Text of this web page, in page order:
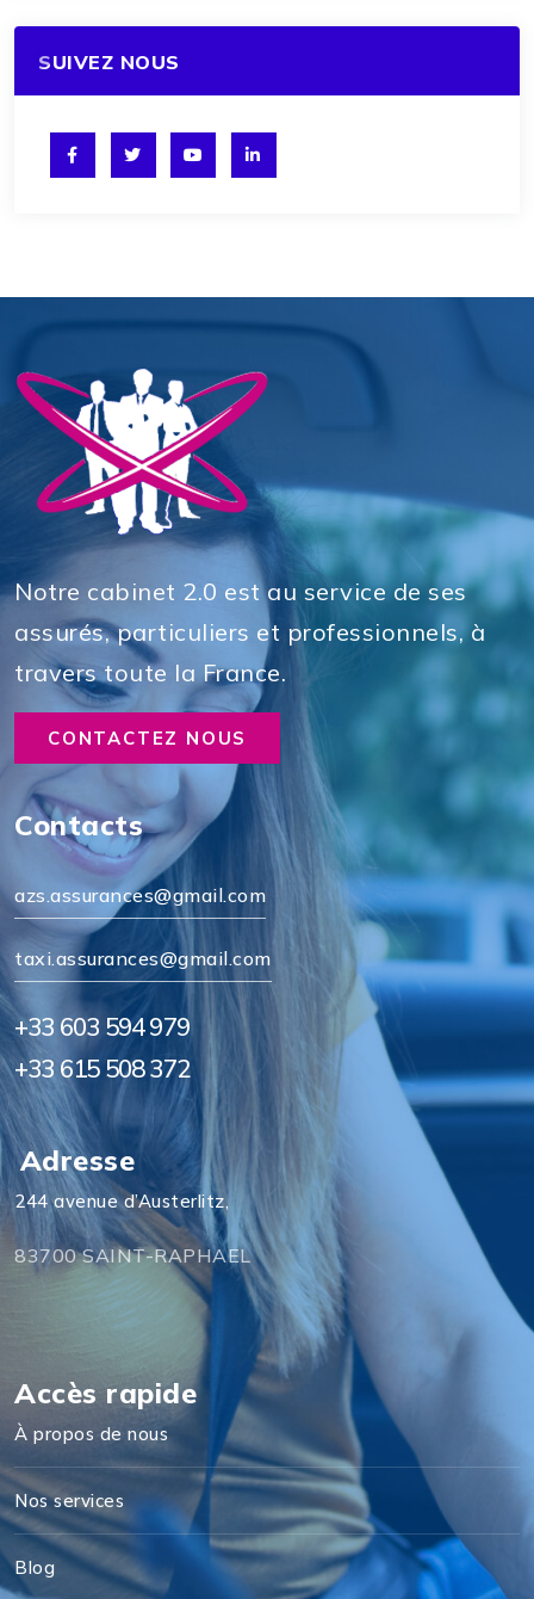
SUIVEZ NOUS
Notre cabinet 2.0 est au service de ses
assurés, particuliers et professionnels, à
travers toute la France.
CONTACTEZ NOUS
Contacts
azs.assurances@gmail.com
taxi.assurances@gmail.com
+33 603 594 979
+33 615 508 372
Adresse
244 avenue d’Austerlitz,
83700 SAINT-RAPHAEL
Accès rapide
À propos de nous
Nos services
Blog